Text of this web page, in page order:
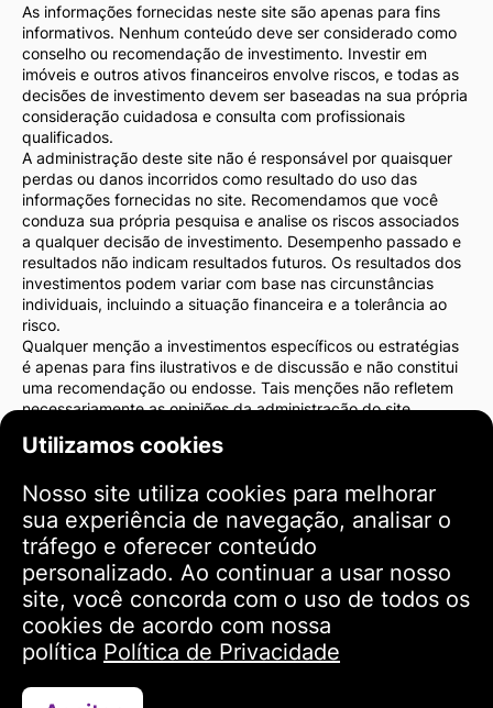
Utilizamos cookies
Nosso site utiliza cookies para melhorar
sua experiência de navegação, analisar o
tráfego e oferecer conteúdo
personalizado. Ao continuar a usar nosso
site, você concorda com o uso de todos os
cookies de acordo com nossa
política Política de Privacidade
As informações fornecidas neste site são apenas para fins
informativos. Nenhum conteúdo deve ser considerado como
conselho ou recomendação de investimento. Investir em
imóveis e outros ativos financeiros envolve riscos, e todas as
decisões de investimento devem ser baseadas na sua própria
consideração cuidadosa e consulta com profissionais
qualificados.
A administração deste site não é responsável por quaisquer
perdas ou danos incorridos como resultado do uso das
informações fornecidas no site. Recomendamos que você
conduza sua própria pesquisa e analise os riscos associados
a qualquer decisão de investimento. Desempenho passado e
resultados não indicam resultados futuros. Os resultados dos
investimentos podem variar com base nas circunstâncias
individuais, incluindo a situação financeira e a tolerância ao
risco.
Qualquer menção a investimentos específicos ou estratégias
é apenas para fins ilustrativos e de discussão e não constitui
uma recomendação ou endosse. Tais menções não refletem
necessariamente as opiniões da administração do site.
financeiro ou advogado antes de tomar decisões de
investimento e pelos riscos associados a elas.
Ao usar este site, você concorda que a administração do site
não será responsável por quaisquer perdas ou danos diretos
ou indiretos resultantes do uso das informações fornecidas no
site.
Por favor, tenha cautela e cuidado ao tomar decisões de
investimento.
Termos de Uso